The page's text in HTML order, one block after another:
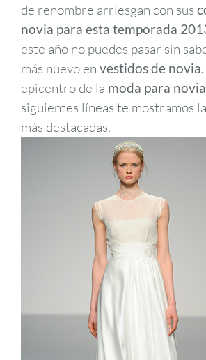
de renombre arriesgan con sus
novia para esta temporada
este año no puedes pasar sin
más nuevo en vestidos de
epicentro de la moda para
siguientes líneas te mostramos
más destacadas.